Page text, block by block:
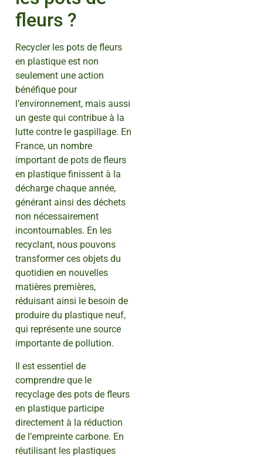
fleurs ?
Recycler les pots de fleurs
en plastique est non
seulement une action
bénéfique pour
l’environnement, mais aussi
un geste qui contribue à la
lutte contre le gaspillage. En
France, un nombre
important de pots de fleurs
en plastique finissent à la
décharge chaque année,
générant ainsi des déchets
non nécessairement
incontournables. En les
recyclant, nous pouvons
transformer ces objets du
quotidien en nouvelles
matières premières,
réduisant ainsi le besoin de
produire du plastique neuf,
qui représente une source
importante de pollution.
Il est essentiel de
comprendre que le
recyclage des pots de fleurs
en plastique participe
directement à la réduction
de l’empreinte carbone. En
réutilisant les plastiques